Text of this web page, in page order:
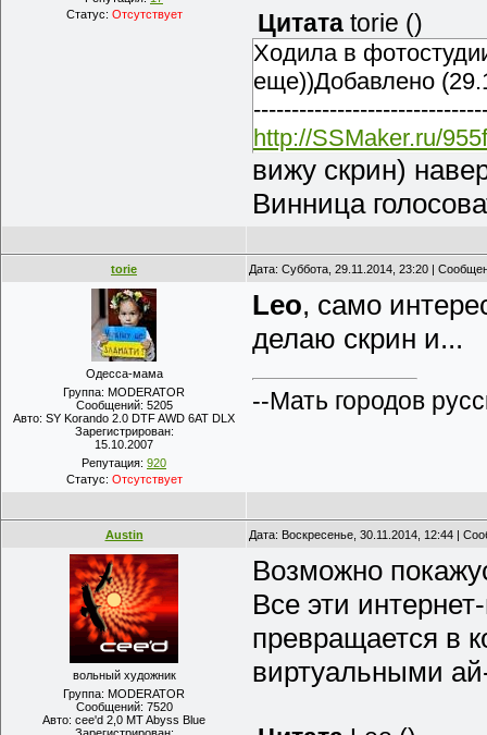
Статус: Отсутствует Цитата torie ()
Ходила в
еще))Добавлено
http://SSMaker.ru/
вижу скрин)
Винница
torie Дата: Суббота, 29.11.2014, 23:20 |
Одесса-мама
Группа: MODERATOR
Сообщений: 5205
Авто: SY Korando 2.0 DTF AWD 6AT DLX
Зарегистрирован:
15.10.2007
Репутация: 920
Статус: Отсутствует
Leo, само
делаю скрин и...
--Мать городов
Austin Дата: Воскресенье, 30.11.2014, 12:44 |
вольный художник
Группа: MODERATOR
Сообщений: 7520
Авто: сee'd 2,0 MT Abyss Blue
Возможно
Все эти
превращается в
виртуальными